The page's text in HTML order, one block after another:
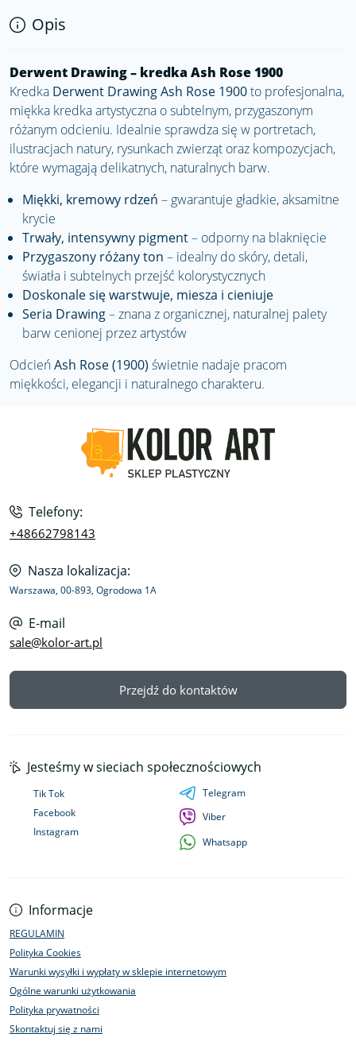
Opis
Derwent Drawing – kredka Ash Rose 1900
Kredka Derwent Drawing Ash Rose 1900to profesjonalna,
miękka kredka artystyczna o subtelnym, przygaszonym
różanym odcieniu. Idealnie sprawdza się w portretach,
ilustracjach natury, rysunkach zwierząt oraz kompozycjach,
które wymagają delikatnych, naturalnych barw.
Miękki, kremowy rdzeń – gwarantuje gładkie, aksamitne
krycie
Trwały, intensywny pigment– odporny na blaknięcie
Przygaszony różany ton – idealny do skóry, detali,
światła i subtelnych przejść kolorystycznych
Doskonale się warstwuje, miesza i cieniuje
Seria Drawing– znana z organicznej, naturalnej palety
barw cenionej przez artystów
OdcieńAsh Rose (1900) świetnie nadaje pracom
miękkości, elegancji i naturalnego charakteru.
Telefony:
+48662798143
Nasza lokalizacja:
Warszawa, 00-893, Ogrodowa 1A
E-mail
sale@kolor-art.pl
Przejdź do kontaktów
Informacje
REGULAMIN
Polityka Cookies
Warunki wysyłki i wypłaty w sklepie internetowym
Ogólne warunki użytkowania
Polityka prywatności
Skontaktuj się z nami
Jesteśmy w sieciach społecznościowych
Tik Tok
Facebook
Instagram
Telegram
Viber
Whatsapp